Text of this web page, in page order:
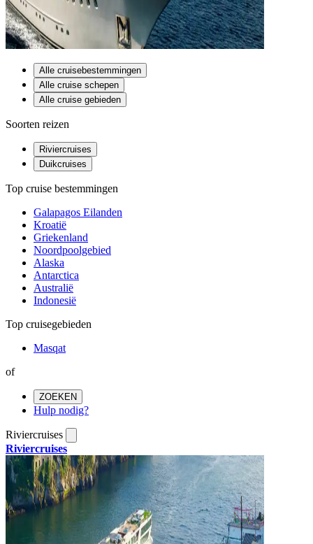
Alle cruisebestemmingen
Alle cruise schepen
Alle cruise gebieden
Soorten reizen
Riviercruises
Duikcruises
Top cruise bestemmingen
Galapagos Eilanden
Kroatië
Griekenland
Noordpoolgebied
Alaska
Antarctica
Australië
Indonesië
Top cruisegebieden
Masqat
of
ZOEKEN
Hulp nodig?
Riviercruises
Riviercruises